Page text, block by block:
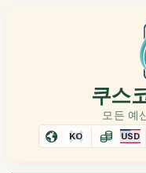
쿠스
모든 예
KO USD